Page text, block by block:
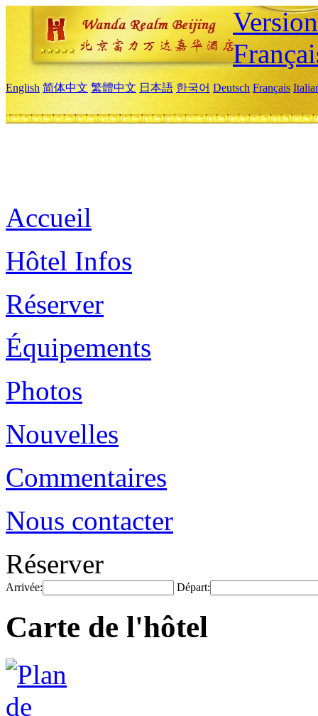
English 简体中文 繁體中文 日本語 한국어 Deutsch Français
Accueil
Hôtel Infos
Réserver
Équipements
Photos
Nouvelles
Commentaires
Nous contacter
Réserver
Arrivée: Départ:
Carte de l'hôtel